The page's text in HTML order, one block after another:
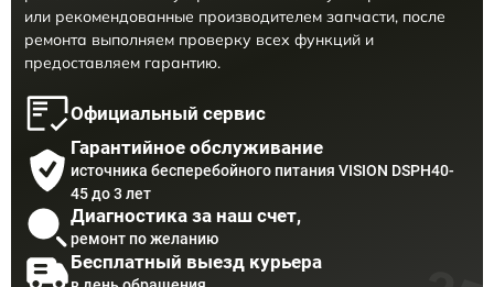
или рекомендованные производителем запчасти, после
ремонта выполняем проверку всех функций и
предоставляем гарантию.
Официальный сервис
Гарантийное обслуживание
источника бесперебойного питания VISION DSPH40-
45 до 3 лет
Диагностика за наш счет,
ремонт по желанию
Бесплатный выезд курьера